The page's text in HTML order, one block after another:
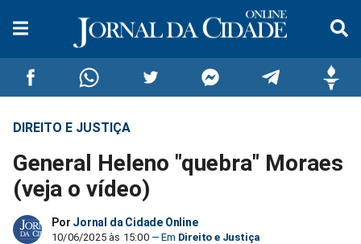
Compartilhar
no
Facebook
Compartilhar
no
Whatsapp
Compartilhar
no
Twitter
no
Messenger
no
no
DIREITO E JUSTIÇA
General Heleno "quebra" Moraes
(veja o vídeo)
Por Jornal da Cidade Online
10/06/2025 às 15:00 Direito e Justiça